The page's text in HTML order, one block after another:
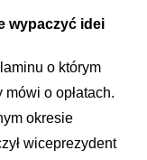
wypaczyć idei
o którym
o opłatach.
okresie
wiceprezydent